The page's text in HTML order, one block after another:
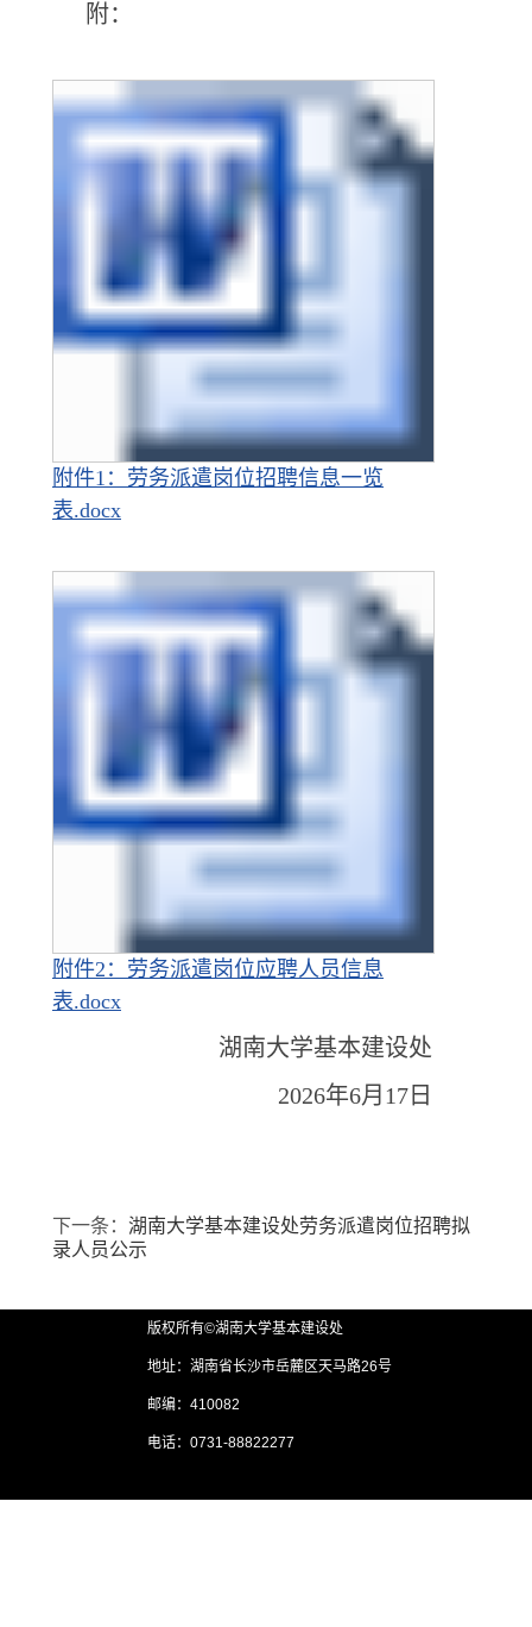
附：
附件1：劳务派遣岗位招聘信息一览
表.docx
附件2：劳务派遣岗位应聘人员信息
表.docx
湖南大学基本建设处
2026年6月17日
下一条： 湖南大学基本建设处劳务派遣岗位招聘拟
录人员公示
版权所有©湖南大学基本建设处
地址：湖南省长沙市岳麓区天马路26号
邮编：410082
电话：0731-88822277